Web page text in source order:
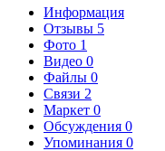
Информация
Отзывы 5
Фото 1
Видео 0
Файлы 0
Связи 2
Маркет 0
Обсуждения 0
Упоминания 0